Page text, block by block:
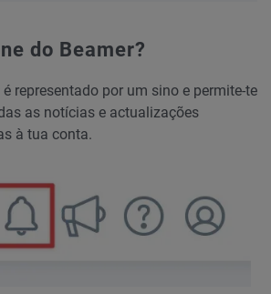
do Beamer?
é representado por um sino e permite-te
as notícias e actualizações
à tua conta.